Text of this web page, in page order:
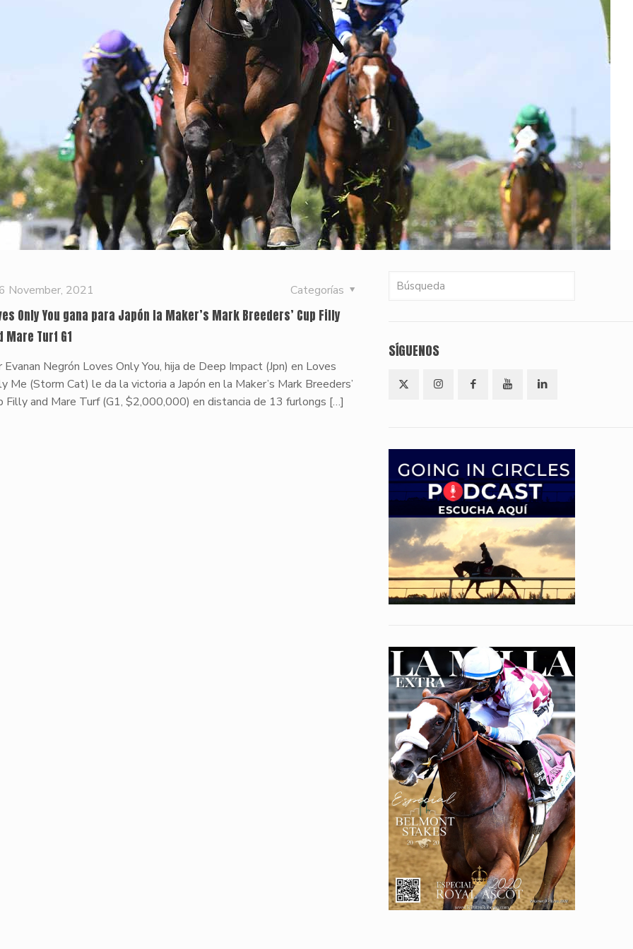
November, 2021 Categorías
Only You gana para Japón la Maker’s Mark Breeders’ Cup Filly
Mare Turf G1
Evanan Negrón Loves Only You, hija de Deep Impact (Jpn) en Loves
Me (Storm Cat) le da la victoria a Japón en la Maker’s Mark Breeders’
Filly and Mare Turf (G1, $2,000,000) en distancia de 13 furlongs […]
SÍGUENOS